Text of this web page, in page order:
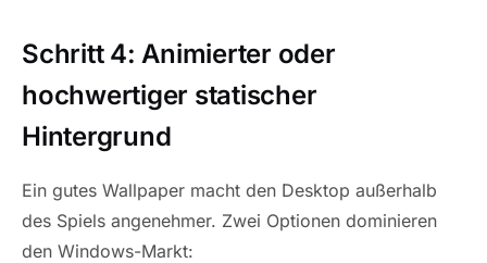
Schritt 4: Animierter oder
hochwertiger statischer
Hintergrund
Ein gutes Wallpaper macht den Desktop außerhalb
des Spiels angenehmer. Zwei Optionen dominieren
den Windows-Markt: